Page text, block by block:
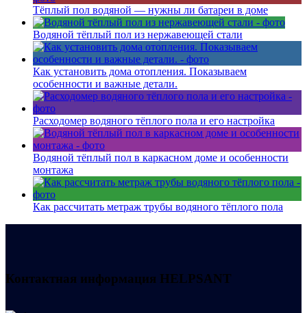
Тёплый пол водяной — нужны ли батареи в доме
Водяной тёплый пол из нержавеющей стали
Как установить дома отопления. Показываем
особенности и важные детали.
Расходомер водяного тёплого пола и его настройка
Водяной тёплый пол в каркасном доме и особенности
монтажа
Как рассчитать метраж трубы водяного тёплого пола
Контактная информация HELPSANT